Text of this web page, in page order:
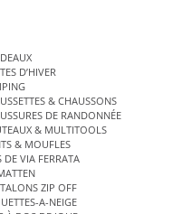
D’HIVER
& CHAUSSONS
DE RANDONNÉE
& MULTITOOLS
& MOUFLES
DE VIA FERRATA
ZIP OFF
A-NEIGE